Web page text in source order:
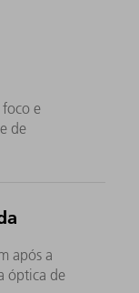
e
de
após a
óptica de